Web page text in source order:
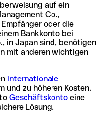
auf ein
Co.,
oder die
Bankkonto bei
in Japan sind, benötigen
mit anderen wichtigen
internationale
und zu höheren Kosten.
Geschäftskonto eine
Lösung.